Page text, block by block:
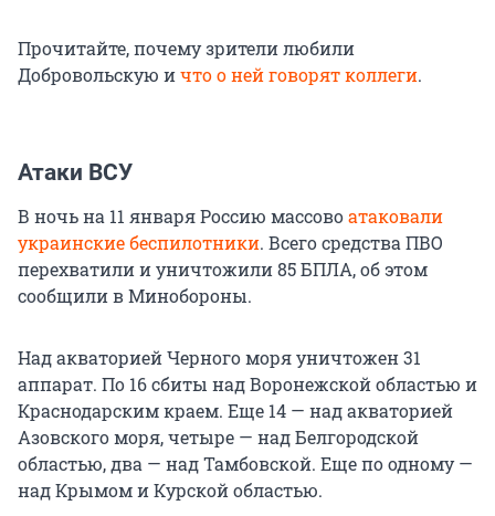
Прочитайте, почему зрители любили
Добровольскую ичто о ней говорят коллеги.
Атаки ВСУ
В ночь на 11 января Россию массовоатаковали
украинские беспилотники. Всего средства ПВО
перехватили и уничтожили 85 БПЛА, об этом
сообщили в Минобороны.
Над акваторией Черного моря уничтожен 31
аппарат. По 16 сбиты над Воронежской областью и
Краснодарским краем. Еще 14 — над акваторией
Азовского моря, четыре — над Белгородской
областью, два — над Тамбовской. Еще по одному —
над Крымом и Курской областью.